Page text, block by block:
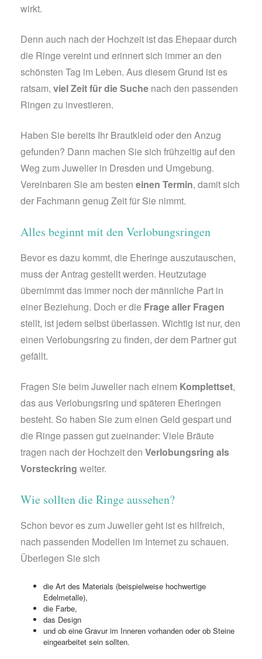
wirkt.
Denn auch nach der Hochzeit ist das Ehepaar durch
die Ringe vereint und erinnert sich immer an den
schönsten Tag im Leben. Aus diesem Grund ist es
ratsam, viel Zeit für die Suche nach den passenden
Ringen zu investieren.
Haben Sie bereits Ihr Brautkleid oder den Anzug
gefunden? Dann machen Sie sich frühzeitig auf den
Weg zum Juwelier in Dresden und Umgebung.
Vereinbaren Sie am besten einen Termin, damit sich
der Fachmann genug Zeit für Sie nimmt.
Alles beginnt mit den Verlobungsringen
Bevor es dazu kommt, die Eheringe auszutauschen,
muss der Antrag gestellt werden. Heutzutage
übernimmt das immer noch der männliche Part in
einer Beziehung. Doch er die Frage aller Fragen
stellt, ist jedem selbst überlassen. Wichtig ist nur, den
einen Verlobungsring zu finden, der dem Partner gut
gefällt.
Fragen Sie beim Juwelier nach einem Komplettset,
das aus Verlobungsring und späteren Eheringen
besteht. So haben Sie zum einen Geld gespart und
die Ringe passen gut zueinander: Viele Bräute
tragen nach der Hochzeit den Verlobungsring als
Vorsteckring weiter.
Wie sollten die Ringe aussehen?
Schon bevor es zum Juwelier geht ist es hilfreich,
nach passenden Modellen im Internet zu schauen.
Überlegen Sie sich
die Art des Materials (beispielweise hochwertige
Edelmetalle),
die Farbe,
das Design
und ob eine Gravur im Inneren vorhanden oder ob Steine
eingearbeitet sein sollten.